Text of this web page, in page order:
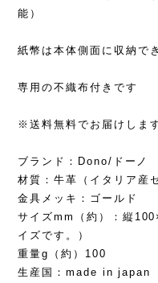
能）
紙幣は本体側面に収納で
専用の不織布付きです
※送料無料でお届けしま
ブランド：Dono/ドーノ
材質：牛革（イタリア産
金具メッキ：ゴールド
サイズmm（約）：縦
イズです。）
重量g（約）100
生産国：made in japan